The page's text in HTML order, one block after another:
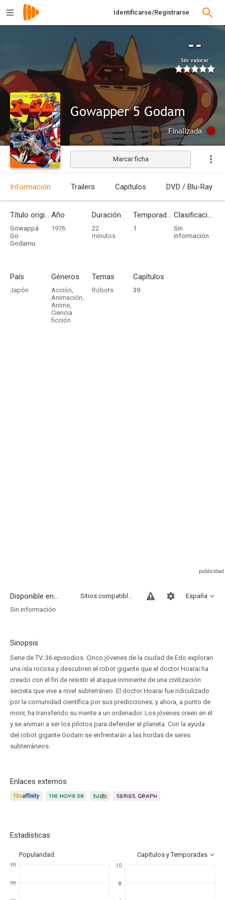
Identificarse/Registrarse
--
Sin valorar
Gowapper 5 Godam
Finalizada
Marcar ficha
Información Trailers Capítulos DVD / Blu-Ray
Título original
Gowappâ
Go
Godamu
Año
1976
Duración
22
minutos
Temporadas
1
Clasificación por edades
Sin
información
País
Japón
Géneros
Acción,
Animación,
Anime,
Ciencia
ficción
Temas
Robots
Capítulos
39
Disponible en... España
Sitios compatibles
Sin información
Sinopsis
Serie de TV. 36 episodios. Cinco jóvenes de la ciudad de Edo exploran
una isla rocosa y descubren el robot gigante que el doctor Hoarai ha
creado con el fin de resistir el ataque inminente de una civilización
secreta que vive a nivel subterráneo. El doctor Hoarai fue ridiculizado
por la comunidad científica por sus predicciones; y ahora, a punto de
morir, ha transferido su mente a un ordenador. Los jóvenes creen en él
y se animan a ser los pilotos para defender al planeta. Con la ayuda
del robot gigante Godam se enfrentarán a las hordas de seres
subterráneos.
Enlaces externos
Estadísticas
Popularidad Capítulos y Temporadas
???
???
10
8